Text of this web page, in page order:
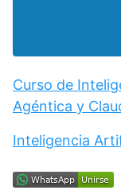
Curso de
Agéntica y
Inteligencia